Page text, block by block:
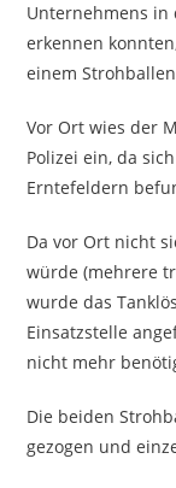
Unternehmens in
erkennen
einem
Vor Ort wies der
Polizei ein, da
Erntefeldern
Da vor Ort nicht
würde (mehrere
wurde das
Einsatzstelle
nicht mehr
Die beiden
gezogen und